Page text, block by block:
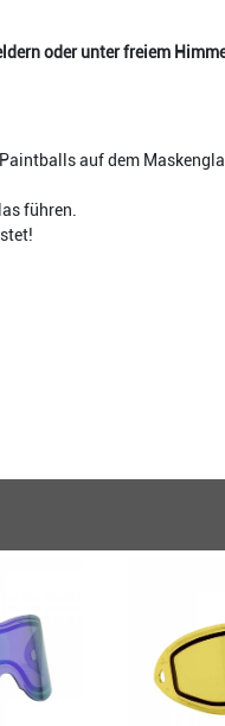
oder unter freiem
auf dem
führen.